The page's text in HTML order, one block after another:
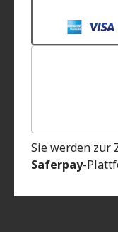
Sie werden zur
Saferpay-